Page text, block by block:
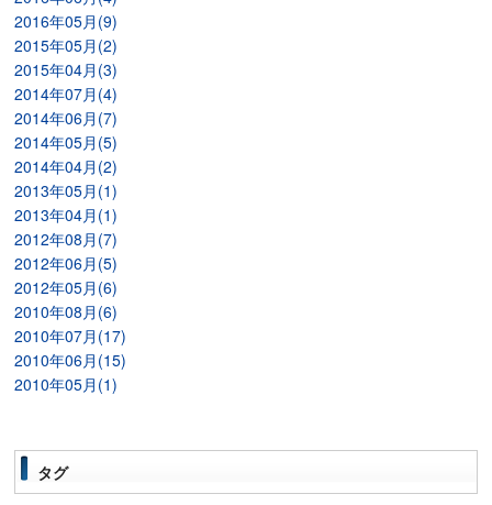
2016年05月(9)
2015年05月(2)
2015年04月(3)
2014年07月(4)
2014年06月(7)
2014年05月(5)
2014年04月(2)
2013年05月(1)
2013年04月(1)
2012年08月(7)
2012年06月(5)
2012年05月(6)
2010年08月(6)
2010年07月(17)
2010年06月(15)
2010年05月(1)
タグ